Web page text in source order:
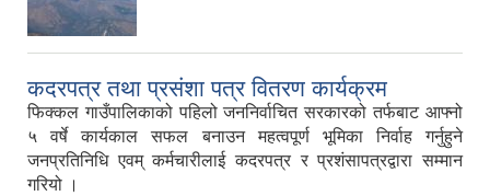
कदरपत्र तथा प्रसंशा पत्र वितरण कार्यक्रम
फिक्कल गाउँपालिकाको पहिलो जननिर्वाचित सरकारको तर्फबाट आफ्नो
५ वर्षे कार्यकाल सफल बनाउन महत्वपूर्ण भूमिका निर्वाह गर्नुहुने
जनप्रतिनिधि एवम् कर्मचारीलाई कदरपत्र र प्रशंसापत्रद्वारा सम्मान
गरियो ।